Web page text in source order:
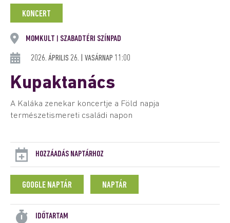
KONCERT
MOMKULT SZABADTÉRI SZÍNPAD
2026. ÁPRILIS 26. | VASÁRNAP 11:00
Kupaktanács
A Kaláka zenekar koncertje a Föld napja
természetismereti családi napon
HOZZÁADÁS NAPTÁRHOZ
GOOGLE NAPTÁR NAPTÁR
IDŐTARTAM